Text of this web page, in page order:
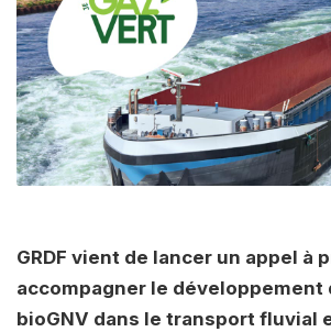
GRDF vient de lancer un appel à
accompagner le développement
bioGNV dans le transport fluvial